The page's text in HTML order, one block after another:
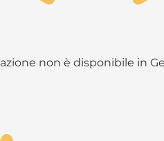
non è disponibile in